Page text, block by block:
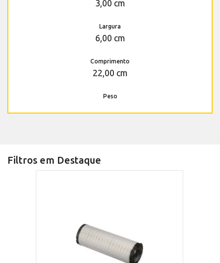
3,00 cm
Largura
6,00 cm
Comprimento
22,00 cm
Peso
Filtros em Destaque